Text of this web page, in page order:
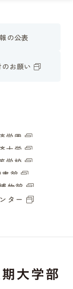
の公表
のお願い
学園
大学
学校
館
物館
ター